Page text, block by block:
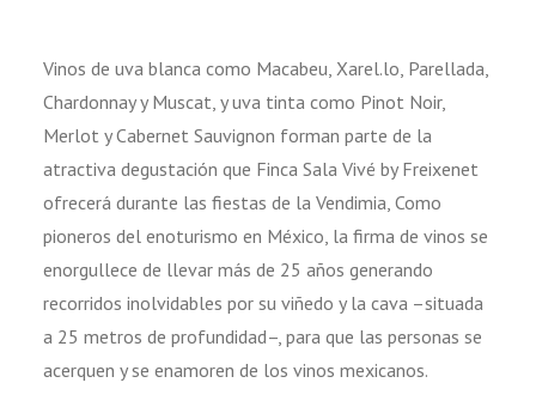
Vinos de uva blanca como Macabeu, Xarel.lo, Parellada,
Chardonnay y Muscat, y uva tinta como Pinot Noir,
Merlot y Cabernet Sauvignon forman parte de la
atractiva degustación que Finca Sala Vivé by Freixenet
ofrecerá durante las fiestas de la Vendimia, Como
pioneros del enoturismo en México, la firma de vinos se
enorgullece de llevar más de 25 años generando
recorridos inolvidables por su viñedo y la cava –situada
a 25 metros de profundidad–, para que las personas se
acerquen y se enamoren de los vinos mexicanos.